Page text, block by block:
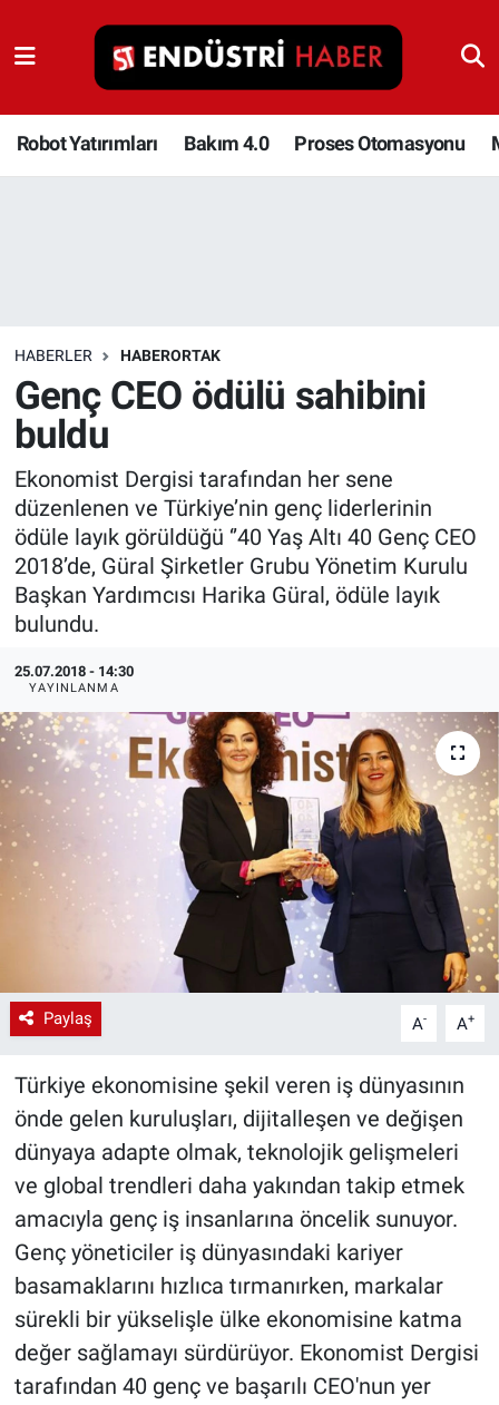
Robot Yatırımları Bakım 4.0 Proses Otomasyonu
HABERLER HABERORTAK
Genç CEO ödülü sahibini
buldu
Ekonomist Dergisi tarafından her sene
düzenlenen ve Türkiye’nin genç liderlerinin
ödüle layık görüldüğü ‘’40 Yaş Altı 40 Genç CEO
2018’de, Güral Şirketler Grubu Yönetim Kurulu
Başkan Yardımcısı Harika Güral, ödüle layık
bulundu.
25.07.2018 - 14:30
YAYINLANMA
Paylaş A- A+
Türkiye ekonomisine şekil veren iş dünyasının
önde gelen kuruluşları, dijitalleşen ve değişen
dünyaya adapte olmak, teknolojik gelişmeleri
ve global trendleri daha yakından takip etmek
amacıyla genç iş insanlarına öncelik sunuyor.
Genç yöneticiler iş dünyasındaki kariyer
basamaklarını hızlıca tırmanırken, markalar
sürekli bir yükselişle ülke ekonomisine katma
değer sağlamayı sürdürüyor. Ekonomist Dergisi
tarafından 40 genç ve başarılı CEO'nun yer
Robot Yatırımları
Bakım 4.0
İnşaat ve Malzeme
HaberOrtak
EndüstriST
Enerjisini Üreten Fabrikalar
Ağır Sanayi Çözümleri